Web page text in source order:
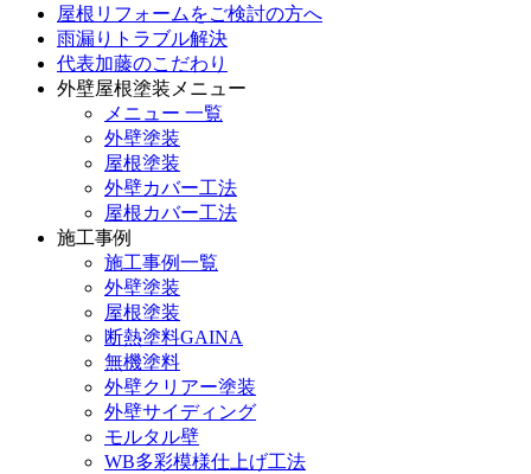
屋根リフォームをご検討の方へ
雨漏りトラブル解決
代表加藤のこだわり
外壁屋根塗装メニュー
メニュー 一覧
外壁塗装
屋根塗装
外壁カバー工法
屋根カバー工法
施工事例
施工事例一覧
外壁塗装
屋根塗装
断熱塗料GAINA
無機塗料
外壁クリアー塗装
外壁サイディング
モルタル壁
WB多彩模様仕上げ工法